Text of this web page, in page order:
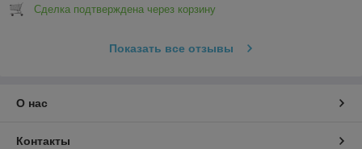
Сделка подтверждена через корзину
Показать все отзывы
О нас
Контакты